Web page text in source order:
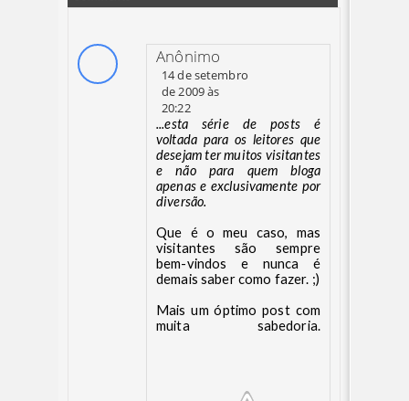
Anônimo
14 de setembro
de 2009 às
20:22
...esta série de posts é
voltada para os leitores que
desejam ter muitos visitantes
e não para quem bloga
apenas e exclusivamente por
diversão.
Que é o meu caso, mas
visitantes são sempre
bem-vindos e nunca é
demais saber como fazer. ;)
Mais um óptimo post com
muita sabedoria.